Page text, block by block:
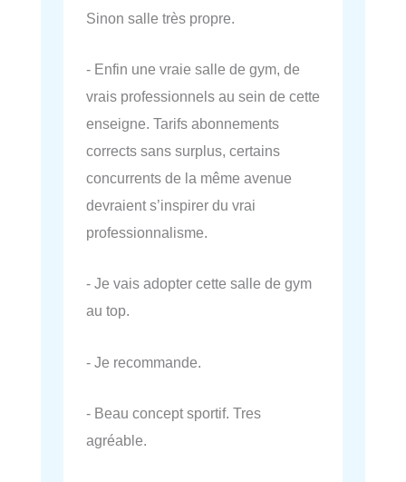
Sinon salle très propre.
- Enfin une vraie salle de gym, de
vrais professionnels au sein de cette
enseigne. Tarifs abonnements
corrects sans surplus, certains
concurrents de la même avenue
devraient s’inspirer du vrai
professionnalisme.
- Je vais adopter cette salle de gym
au top.
- Je recommande.
- Beau concept sportif. Tres
agréable.